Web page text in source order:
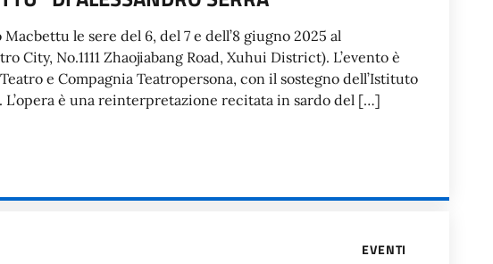
le sere del 6, del 7 e dell’8 giugno 2025 al
City, No.1111 Zhaojiabang Road, Xuhui District). L’evento è
e Compagnia Teatropersona, con il sostegno dell’Istituto
è una reinterpretazione recitata in sardo del […]
EVENTI